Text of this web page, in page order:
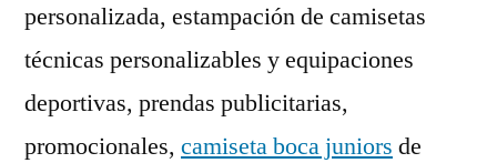
personalizada, estampación de camisetas
técnicas personalizables y equipaciones
deportivas, prendas publicitarias,
promocionales, camiseta boca juniors de